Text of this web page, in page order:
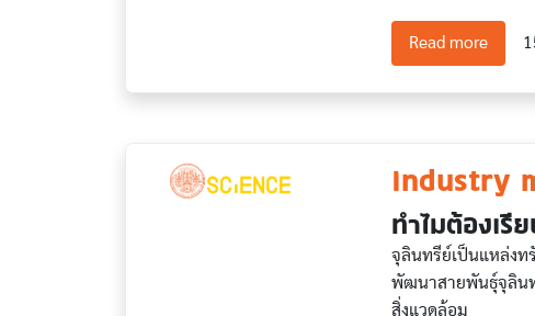
Read moreabout
Industry
ทำไมต้องเรี
จุลินทรีย์เป็นแหล่งท
พัฒนาสายพันธุ์จุลินท
สิ่งแวดล้อม